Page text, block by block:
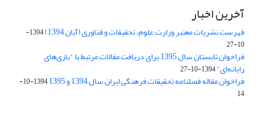
آخرین اخبار
فهرست نشریات معتبر وزارت علوم، تحقیقات و فناوری (آبان 1394)
1394-
10-27
فراخوان تابستان سال 1395 برای دریافت مقالات مرتبط با "بازی‌های
رایانه‌ای"1394-10-27
فراخوان مقاله فصلنامه تحقیقات فرهنگی ایران سال 1394 و 1395
1394-10-
14